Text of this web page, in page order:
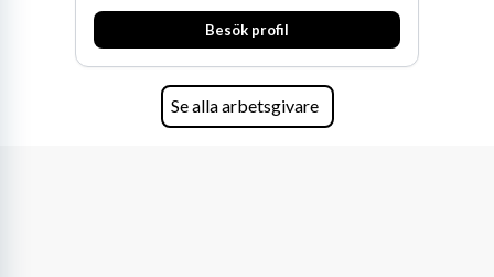
Besök profil
Se alla arbetsgivare